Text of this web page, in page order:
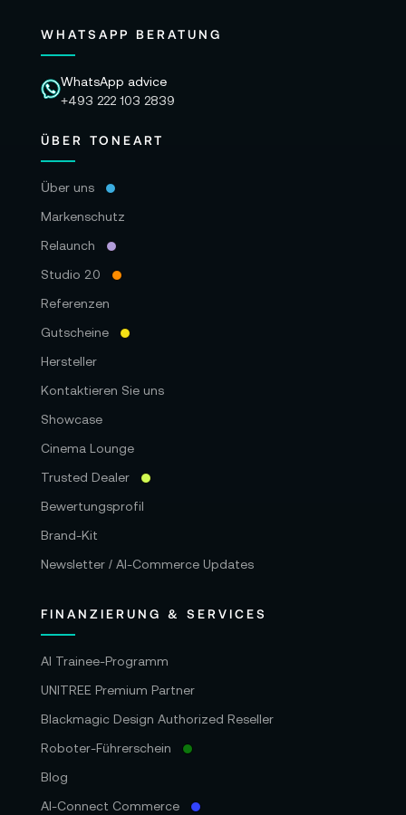
WHATSAPP BERATUNG
WhatsApp advice
+493 222 103 2839
ÜBER TONEART
Über uns
Markenschutz
Relaunch
Studio 2.0
Referenzen
Gutscheine
Hersteller
Kontaktieren Sie uns
Showcase
Cinema Lounge
Trusted Dealer
Bewertungsprofil
Brand-Kit
Newsletter / AI-Commerce Updates
FINANZIERUNG & SERVICES
AI Trainee-Programm
UNITREE Premium Partner
Blackmagic Design Authorized Reseller
Roboter-Führerschein
Blog
AI-Connect Commerce